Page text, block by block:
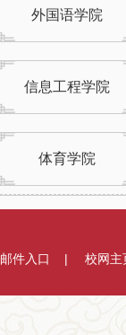
外国语学院
信息工程学院
体育学院
邮件入口 校网主